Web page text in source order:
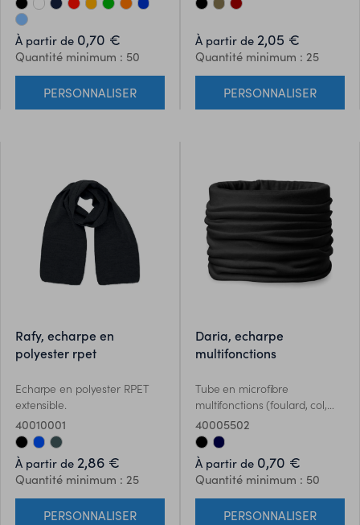
À partir de 0,70 €
Quantité minimum : 50
PERSONNALISER
À partir de 2,05 €
Quantité minimum : 25
PERSONNALISER
rafy, echarpe en
polyester rpet
Echarpe en polyester RPET
extensible.
40010001
À partir de 2,86 €
Quantité minimum : 25
PERSONNALISER
daria, echarpe
multifonctions
Tube en microfibre
multifonctions (foulard, col,
écharpe, capuche , bonnet…)
40005502
À partir de 0,70 €
Quantité minimum : 50
PERSONNALISER